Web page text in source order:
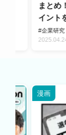
まとめ
イント
#企業研究
漫画